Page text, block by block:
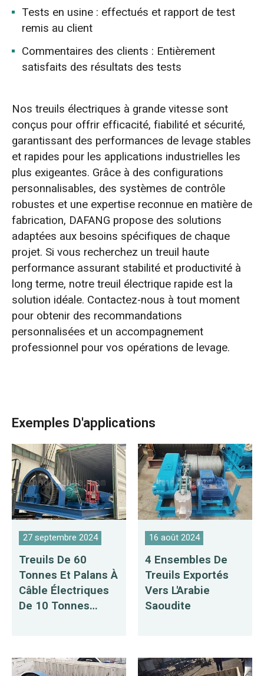
Tests en usine : effectués et rapport de test
remis au client
Commentaires des clients : Entièrement
satisfaits des résultats des tests
Nos treuils électriques à grande vitesse sont
conçus pour offrir efficacité, fiabilité et sécurité,
garantissant des performances de levage stables
et rapides pour les applications industrielles les
plus exigeantes. Grâce à des configurations
personnalisables, des systèmes de contrôle
robustes et une expertise reconnue en matière de
fabrication, DAFANG propose des solutions
adaptées aux besoins spécifiques de chaque
projet. Si vous recherchez un treuil haute
performance assurant stabilité et productivité à
long terme, notre treuil électrique rapide est la
solution idéale. Contactez-nous à tout moment
pour obtenir des recommandations
personnalisées et un accompagnement
professionnel pour vos opérations de levage.
Exemples D'applications
27 septembre 2024
Treuils De 60
Tonnes Et Palans À
Câble Électriques
De 10 Tonnes
16 août 2024
4 Ensembles De
Treuils Exportés
Vers L'Arabie
Saoudite